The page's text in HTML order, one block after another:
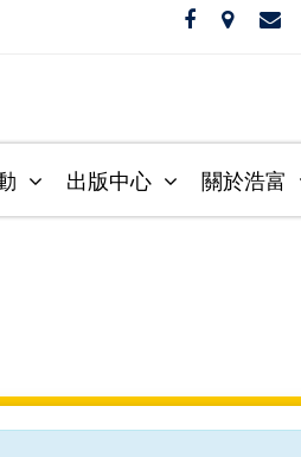
出版中心 關於浩富